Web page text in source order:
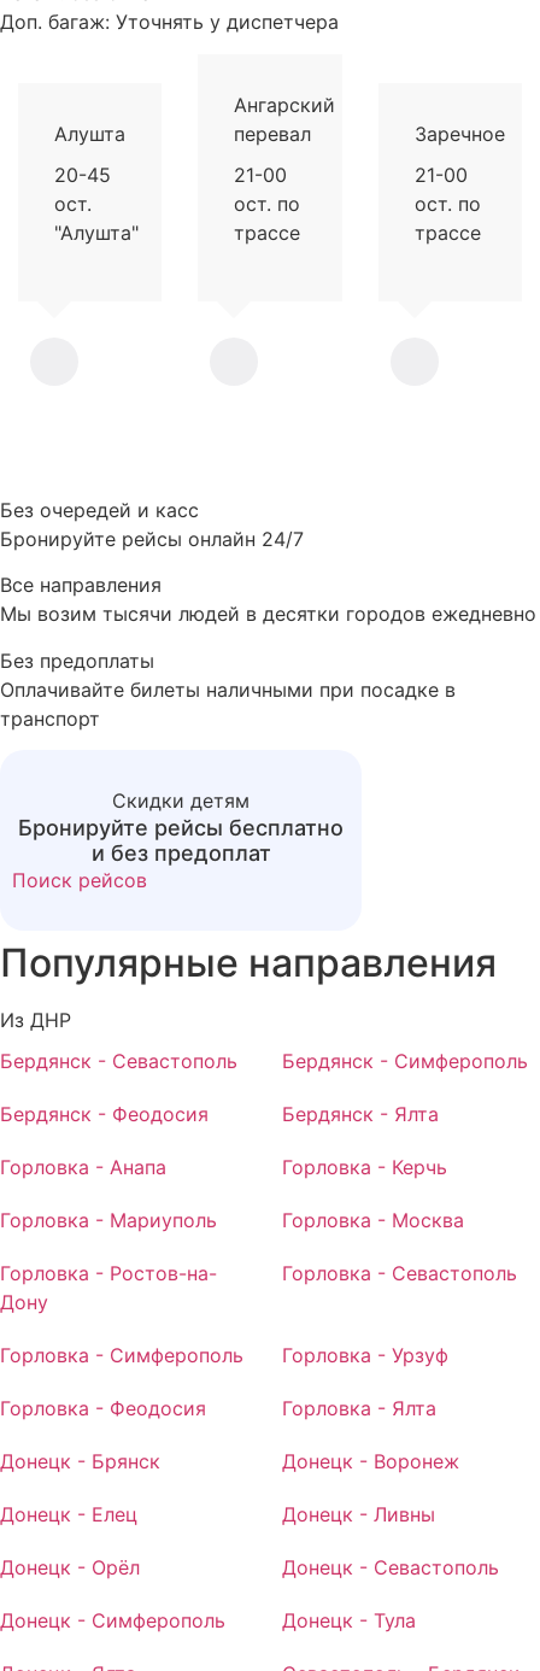
Доп. багаж: Уточнять у диспетчера
Алушта
20-45
ост.
"Алушта"
Ангарский
перевал
21-00
ост. по
трассе
Заречное
21-00
ост. по
трассе
Без очередей и касс
Бронируйте рейсы онлайн 24/7
Все направления
Мы возим тысячи людей в десятки городов ежедневно
Без предоплаты
Оплачивайте билеты наличными при посадке в
транспорт
Скидки детям
Бронируйте рейсы бесплатно
и без предоплат
Поиск рейсов
Популярные направления
Из ДНР
Бердянск - Севастополь
Бердянск - Симферополь
Бердянск - Феодосия Бердянск - Ялта
Горловка - Анапа Горловка - Керчь
Горловка - Мариуполь Горловка - Москва
Горловка - Ростов-на-
Дону
Горловка - Севастополь
Горловка - Симферополь Горловка - Урзуф
Горловка - Феодосия Горловка - Ялта
Донецк - Брянск Донецк - Воронеж
Донецк - Елец Донецк - Ливны
Донецк - Орёл Донецк - Севастополь
Донецк - Симферополь Донецк - Тула